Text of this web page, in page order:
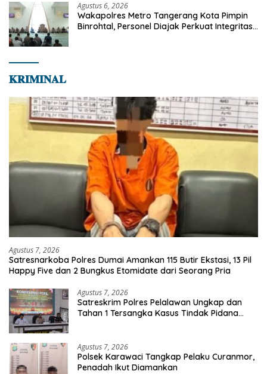
Agustus 6, 2026
Wakapolres Metro Tangerang Kota Pimpin
Binrohtal, Personel Diajak Perkuat Integritas
𝐊𝐑𝐈𝐌𝐈𝐍𝐀𝐋
Agustus 7, 2026
Satresnarkoba Polres Dumai Amankan 115 Butir Ekstasi, 13 Pil
Happy Five dan 2 Bungkus Etomidate dari Seorang Pria
Agustus 7, 2026
Satreskrim Polres Pelalawan Ungkap dan
Tahan 1 Tersangka Kasus Tindak Pidana
Agustus 7, 2026
Polsek Karawaci Tangkap Pelaku Curanmor,
Penadah Ikut Diamankan